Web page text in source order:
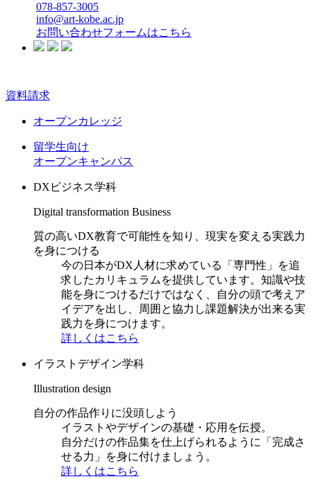
078-857-3005
info@art-kobe.ac.jp
お問い合わせフォームはこちら
資料請求
オープンカレッジ
留学生向け
オープンキャンパス
DXビジネス学科
Digital transformation Business
質の高いDX教育で可能性を知り、現実を変える実践力
を身につける
今の日本がDX人材に求めている「専門性」を追
求したカリキュラムを提供しています。知識や技
能を身につけるだけではなく、自分の頭で考えア
イデアを出し、周囲と協力し課題解決が出来る実
践力を身につけます。
詳しくはこちら
イラストデザイン学科
Illustration design
自分の作品作りに没頭しよう
イラストやデザインの基礎・応用を伝授。
自分だけの作品集を仕上げられるように「完成さ
せる力」を身に付けましょう。
詳しくはこちら